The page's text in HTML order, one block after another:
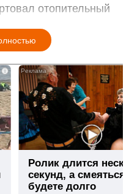
отопительный
i
Ролик длится
секунд, а
будете долго